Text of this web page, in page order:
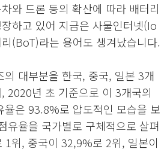
와 드론 등의 확산에 따라 배터리
하고 있어 지금은 사물인터넷(Io
(BoT)라는 용어도 생겨났습니다.
의 대부분을 한국, 중국, 일본 3개
2020년 초 기준으로 이 3개국의
율은 93.8%로 압도적인 모습을 보
유율을 국가별로 구체적으로 살펴
위, 중국이 32,9%로 2위, 일본이